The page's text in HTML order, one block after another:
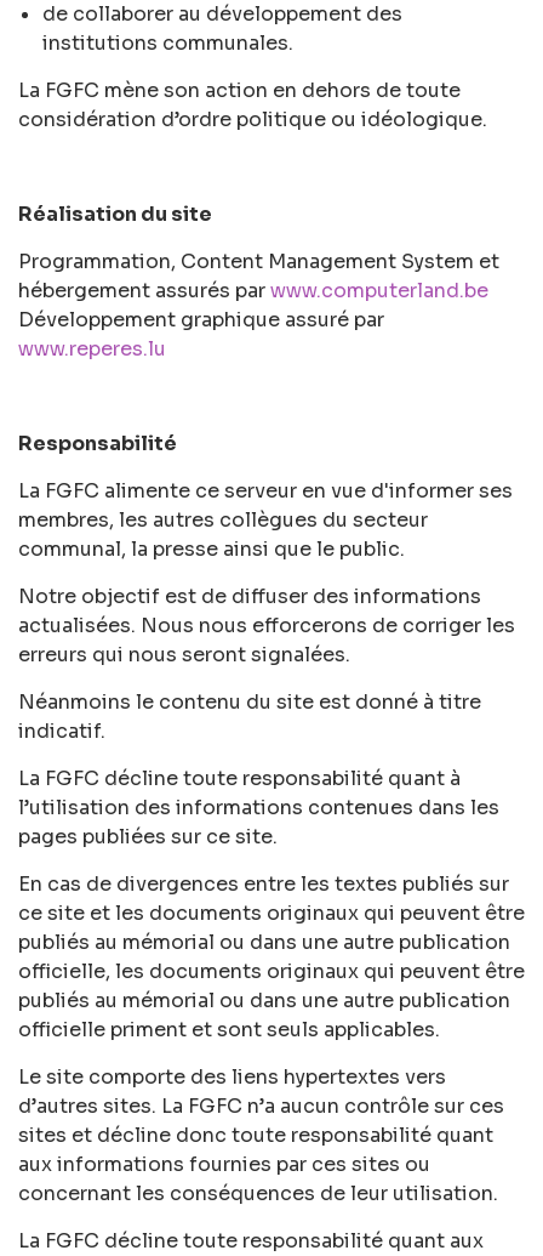
de collaborer au développement des
institutions communales.
La FGFC mène son action en dehors de toute
considération d’ordre politique ou idéologique.
Réalisation du site
Programmation, Content Management System et
hébergement assurés parwww.computerland.be
Développement graphique assuré par
www.reperes.lu
Responsabilité
La FGFC alimente ce serveur en vue d'informer ses
membres, les autres collègues du secteur
communal, la presse ainsi que le public.
Notre objectif est de diffuser des informations
actualisées. Nous nous efforcerons de corriger les
erreurs qui nous seront signalées.
Néanmoins le contenu du site est donné à titre
indicatif.
La FGFC décline toute responsabilité quant à
l’utilisation des informations contenues dans les
pages publiées sur ce site.
En cas de divergences entre les textes publiés sur
ce site et les documents originaux qui peuvent être
publiés au mémorial ou dans une autre publication
officielle, les documents originaux qui peuvent être
publiés au mémorial ou dans une autre publication
officielle priment et sont seuls applicables.
Le site comporte des liens hypertextes vers
d’autres sites. La FGFC n’a aucun contrôle sur ces
sites et décline donc toute responsabilité quant
aux informations fournies par ces sites ou
concernant les conséquences de leur utilisation.
La FGFC décline toute responsabilité quant aux